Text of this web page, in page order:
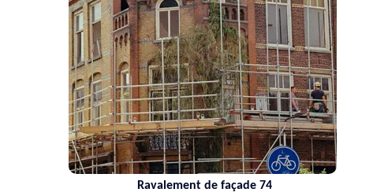
Ravalement de façade 74